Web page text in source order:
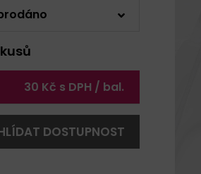
30 Kč s DPH / bal.
DOSTUPNOST